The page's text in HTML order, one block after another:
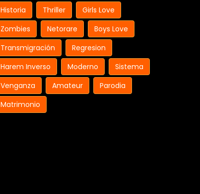
Historia
Thriller
Girls Love
Zombies
Netorare
Boys Love
Transmigración
Regresion
Harem Inverso
Moderno
Sistema
Venganza
Amateur
Parodia
Matrimonio